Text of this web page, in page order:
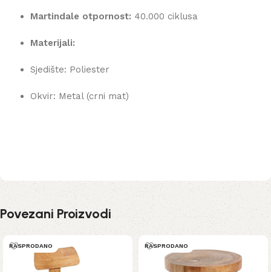
Martindale otpornost: 40.000 ciklusa
Materijali:
Sjedište: Poliester
Okvir: Metal (crni mat)
Povezani Proizvodi
RASPRODANO RASPRODANO